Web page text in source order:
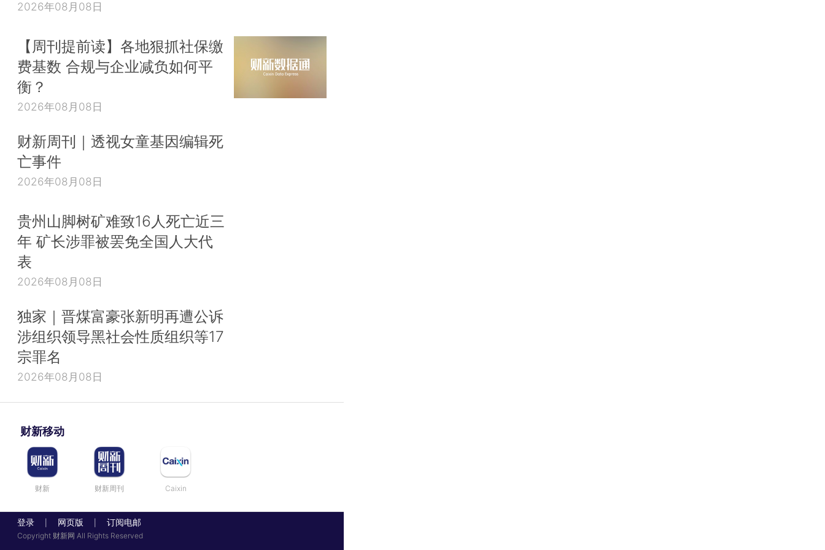
2026年08月08日
【周刊提前读】各地狠抓社保缴
费基数 合规与企业减负如何平
衡？
2026年08月08日
财新周刊｜透视女童基因编辑死
亡事件
2026年08月08日
贵州山脚树矿难致16人死亡近三
年 矿长涉罪被罢免全国人大代
表
2026年08月08日
独家｜晋煤富豪张新明再遭公诉
涉组织领导黑社会性质组织等17
宗罪名
2026年08月08日
财新移动
财新 财新周刊 Caixin
登录 网页版 订阅电邮
Copyright 财新网 All Rights Reserved